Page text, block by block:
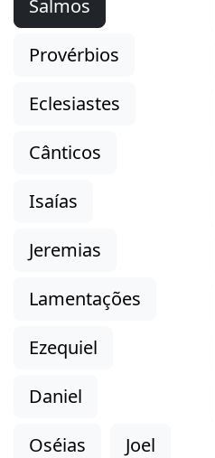
Salmos
Provérbios
Eclesiastes
Cânticos
Isaías
Jeremias
Lamentações
Ezequiel
Daniel
Oséias
Joel